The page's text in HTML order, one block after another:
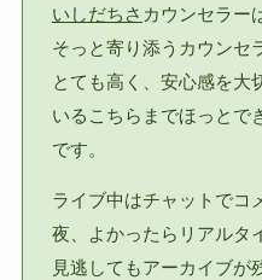
いしだちさ カウンセラー
そっと寄り添うカウンセ
とても高く、安心感を大
いるこちらまでほっと
です。
ライブ中はチャットでコ
夜、よかったらリアルタ
見逃してもアーカイブが